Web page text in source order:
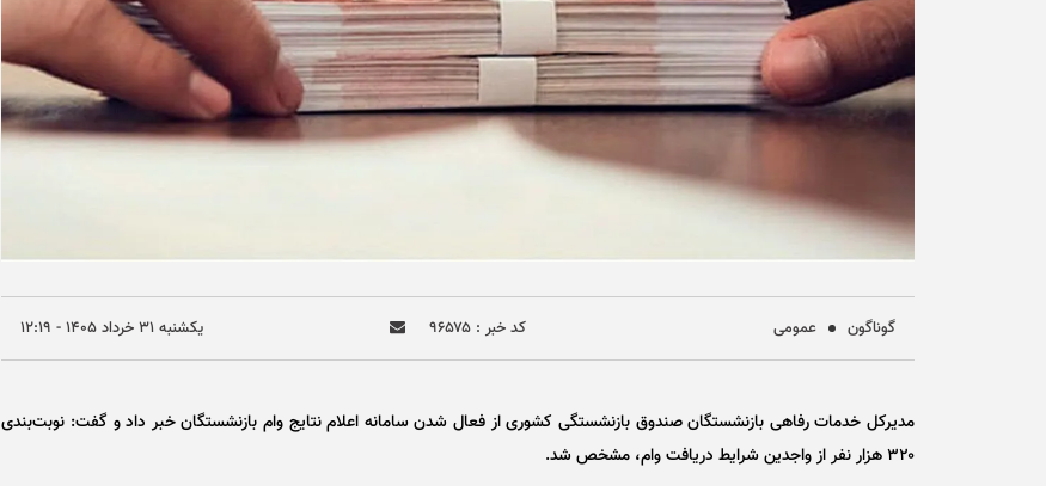
گوناگون عمومی کد خبر : ۹۶۵۷۵ يکشنبه ۳۱ خرداد ۱۴۰۵ - ۱۲:۱۹
مدیرکل خدمات رفاهی بازنشستگان صندوق بازنشستگی کشوری از فعال شدن سامانه اعلام نتایج وام بازنشستگان خبر داد و گفت: نوبت‌بندی
۳۲۰ هزار نفر از واجدین شرایط دریافت وام، مشخص شد.